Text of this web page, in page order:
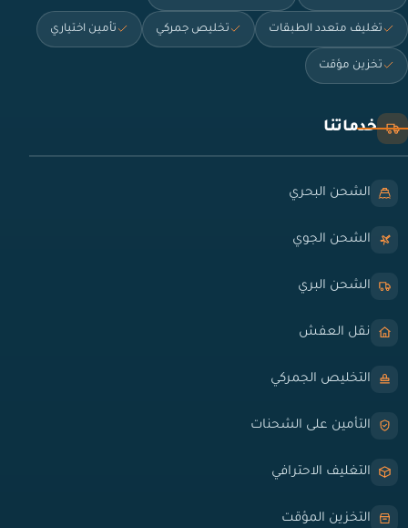
تغليف متعدد الطبقات تخليص جمركي تأمين اختياري
تخزين مؤقت
خدماتنا
الشحن البحري
الشحن الجوي
الشحن البري
نقل العفش
التخليص الجمركي
التأمين على الشحنات
التغليف الاحترافي
التخزين المؤقت